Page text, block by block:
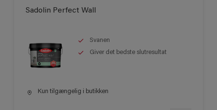
Sadolin Perfect Wall
Svanen
Giver det bedste slutresultat
Kun tilgængelig i butikken